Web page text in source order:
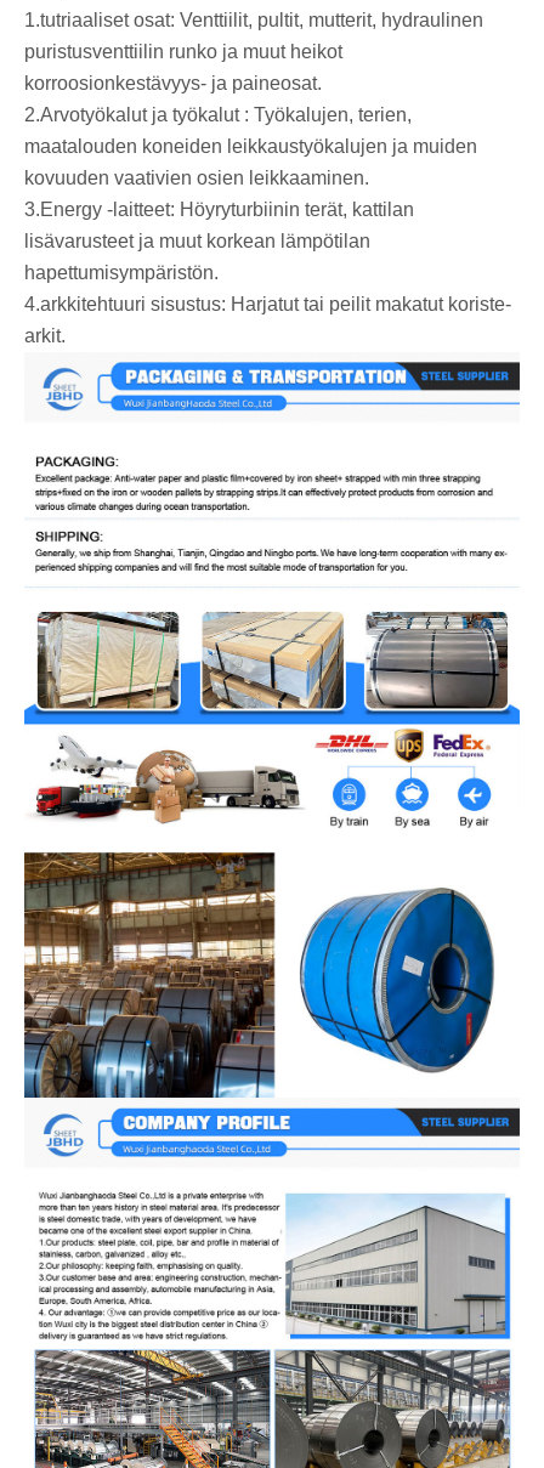
1.‌tutriaaliset osat‌: Venttiilit, pultit, mutterit, hydraulinen
puristusventtiilin runko ja muut heikot
korroosionkestävyys- ja paineosat.
2.Arvotyökalut ja työkalut ‌: Työkalujen, terien,
maatalouden koneiden leikkaustyökalujen ja muiden
kovuuden vaativien osien leikkaaminen.
3.‌Energy -laitteet: Höyryturbiinin terät, kattilan
lisävarusteet ja muut korkean lämpötilan
hapettumisympäristön.
4.‌arkkitehtuuri sisustus: Harjatut tai peilit makatut koriste-
arkit.